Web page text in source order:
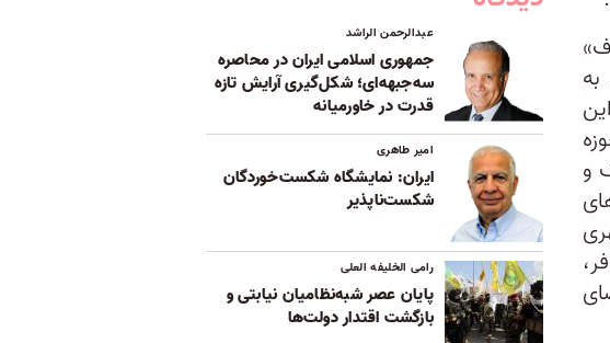
و
عبدالرحمن الراشد
جمهوری اسلامی ایران در محاصره
سه‌جبهه‌ای؛ شکل‌گیری آرایش تازه
قدرت در خاورمیانه
امیر طاهری
ایران: نمایشگاه شکست‌خوردگان
شکست‌ناپذیر
رامی الخلیفه العلی
پایان عصر شبه‌نظامیان نیابتی و
بازگشت اقتدار دولت‌ها